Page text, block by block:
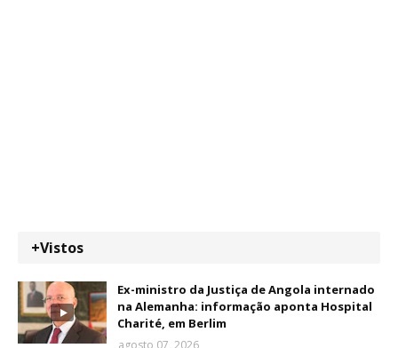
+Vistos
Ex-ministro da Justiça de Angola internado
na Alemanha: informação aponta Hospital
Charité, em Berlim